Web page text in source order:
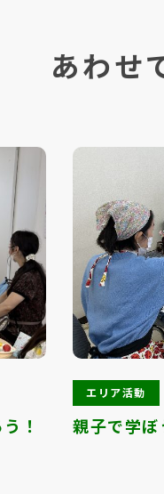
あわせ
！
エリア活動
親子で学